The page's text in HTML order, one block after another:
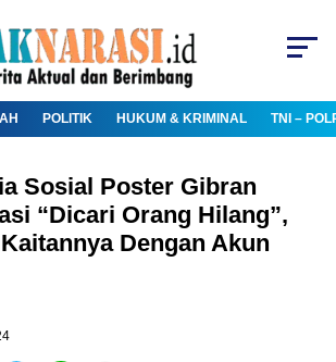
POLITIK HUKUM & KRIMINAL TNI –
Sosial Poster Gibran
“Dicari Orang Hilang”,
Dengan Akun